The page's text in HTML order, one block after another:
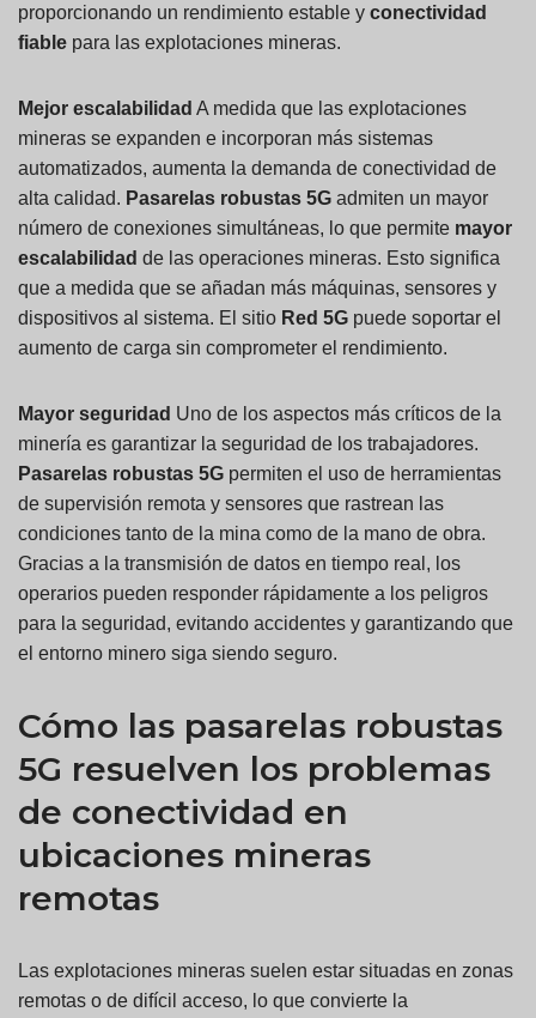
proporcionando un rendimiento estable y conectividad
fiable para las explotaciones mineras.
Mejor escalabilidad A medida que las explotaciones
mineras se expanden e incorporan más sistemas
automatizados, aumenta la demanda de conectividad de
alta calidad. Pasarelas robustas 5G admiten un mayor
número de conexiones simultáneas, lo que permite mayor
escalabilidad de las operaciones mineras. Esto significa
que a medida que se añadan más máquinas, sensores y
dispositivos al sistema. El sitio Red 5G puede soportar el
aumento de carga sin comprometer el rendimiento.
Mayor seguridad Uno de los aspectos más críticos de la
minería es garantizar la seguridad de los trabajadores.
Pasarelas robustas 5G permiten el uso de herramientas
de supervisión remota y sensores que rastrean las
condiciones tanto de la mina como de la mano de obra.
Gracias a la transmisión de datos en tiempo real, los
operarios pueden responder rápidamente a los peligros
para la seguridad, evitando accidentes y garantizando que
el entorno minero siga siendo seguro.
Cómo las pasarelas robustas
5G resuelven los problemas
de conectividad en
ubicaciones mineras
remotas
Las explotaciones mineras suelen estar situadas en zonas
remotas o de difícil acceso, lo que convierte la